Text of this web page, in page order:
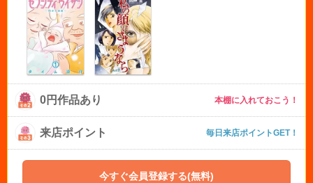
0円作品あり 本棚に入れておこう！
来店ポイント 毎日来店ポイントGET！
今すぐ会員登録する(無料)